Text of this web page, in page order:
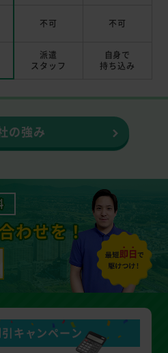
不可 不可
派遣
スタッフ
自身で
持ち込み
の強み
わせを！
キャンペーン